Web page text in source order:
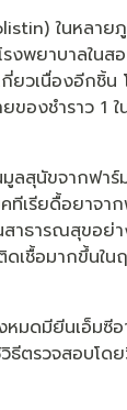
ในหลา
พยาบาลในส
ยวเนื่องอีกชิ้
ของชำราว 1
สุนัขจากฟาร์ม
ทีเรียดื้อยาจา
ธารณสุขอย่า
เชื้อมากขึ้นใน
มดมียีนเอ็มซี
ตรวจสอบโด